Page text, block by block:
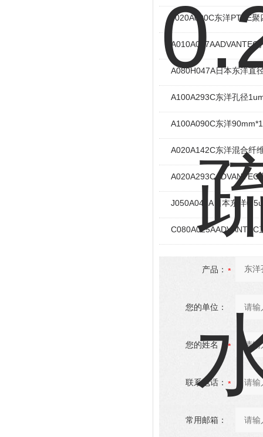
J020A090C东洋PTFE
A080H047A日本东洋直
A100A293C东洋孔径
A100A090C东洋
A020A142C东洋混合纤
J050A047A日本东洋
产品：
您的单位：
您的姓名：
联系电话：
常用邮箱：